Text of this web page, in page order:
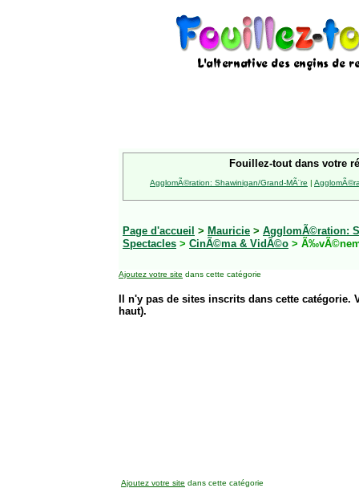
Fouillez-tout dans votre
AgglomÃ©ration: Shawinigan/Grand-MÃ¨re |
Page d'accueil > Mauricie > AgglomÃ©ration:
Spectacles > CinÃ©ma & VidÃ©o >
Ajoutez votre site dans cette catégorie
Il n'y pas de sites inscrits dans cette
haut).
Ajoutez votre site dans cette catégorie